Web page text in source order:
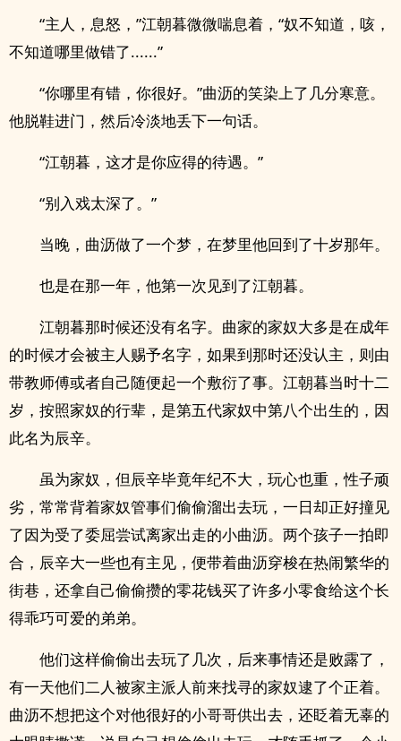
“主人，息怒，”江朝暮微微喘息着，“奴不知道，咳，
不知道哪里做错了......”
“你哪里有错，你很好。”曲沥的笑染上了几分寒意。
他脱鞋进门，然后冷淡地丢下一句话。
“江朝暮，这才是你应得的待遇。”
“别入戏太深了。”
当晚，曲沥做了一个梦，在梦里他回到了十岁那年。
也是在那一年，他第一次见到了江朝暮。
江朝暮那时候还没有名字。曲家的家奴大多是在成年
的时候才会被主人赐予名字，如果到那时还没认主，则由
带教师傅或者自己随便起一个敷衍了事。江朝暮当时十二
岁，按照家奴的行辈，是第五代家奴中第八个出生的，因
此名为辰辛。
虽为家奴，但辰辛毕竟年纪不大，玩心也重，性子顽
劣，常常背着家奴管事们偷偷溜出去玩，一日却正好撞见
了因为受了委屈尝试离家出走的小曲沥。两个孩子一拍即
合，辰辛大一些也有主见，便带着曲沥穿梭在热闹繁华的
街巷，还拿自己偷偷攒的零花钱买了许多小零食给这个长
得乖巧可爱的弟弟。
他们这样偷偷出去玩了几次，后来事情还是败露了，
有一天他们二人被家主派人前来找寻的家奴逮了个正着。
曲沥不想把这个对他很好的小哥哥供出去，还眨着无辜的